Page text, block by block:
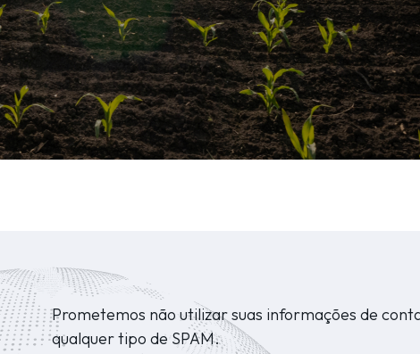
Prometemos não utilizar suas informações de
qualquer tipo de SPAM.